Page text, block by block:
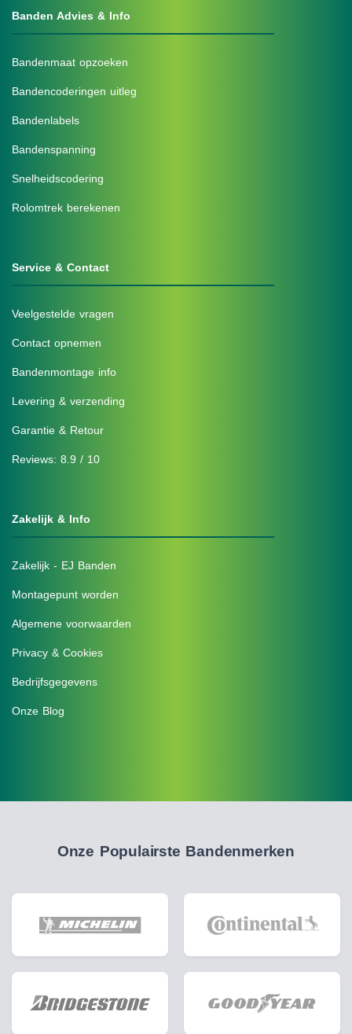
Banden Advies & Info
Bandenmaat opzoeken
Bandencoderingen uitleg
Bandenlabels
Bandenspanning
Snelheidscodering
Rolomtrek berekenen
Service & Contact
Veelgestelde vragen
Contact opnemen
Bandenmontage info
Levering & verzending
Garantie & Retour
Reviews: 8.9 / 10
Zakelijk & Info
Zakelijk - EJ Banden
Montagepunt worden
Algemene voorwaarden
Privacy & Cookies
Bedrijfsgegevens
Onze Blog
Onze Populairste Bandenmerken